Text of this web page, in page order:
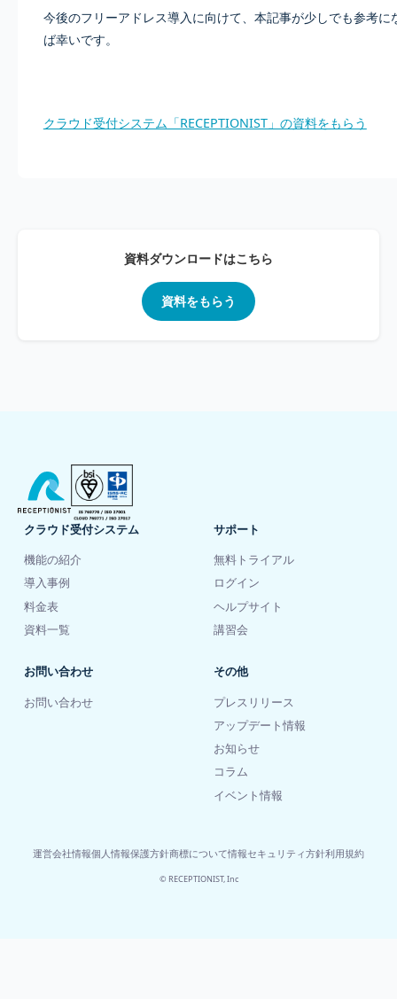
今後のフリーアドレス導入に向けて、本記事が少しでも参考に
ば幸いです。
クラウド受付システム「RECEPTIONIST」の資料をもらう
資料ダウンロードはこちら
資料をもらう
クラウド受付システム
機能の紹介
導入事例
料金表
資料一覧
サポート
無料トライアル
ログイン
ヘルプサイト
講習会
お問い合わせ
お問い合わせ
その他
プレスリリース
アップデート情報
お知らせ
コラム
イベント情報
運営会社情報個人情報保護方針商標について情報セキュリティ方針利用規約
© RECEPTIONIST, Inc